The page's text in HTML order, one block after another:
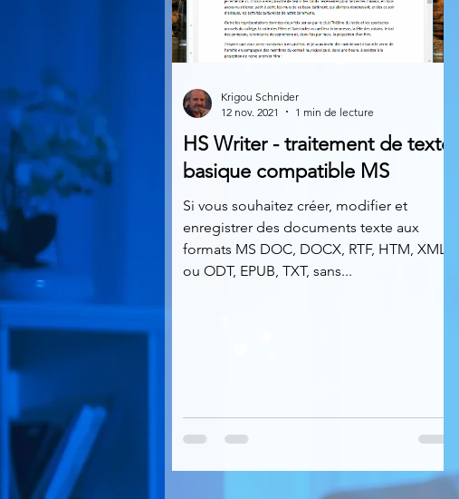
Gestion Système Graphisme
Multimedia Navigateurs
Photographie Réseaux
HS Writer - traitement de texte
basique compatible MS
Si vous souhaitez créer, modifier et
enregistrer des documents texte aux
formats MS DOC, DOCX, RTF, HTM, XML,
ou ODT, EPUB, TXT, sans...
Krigou Schnider
12 nov. 2021
1 min de lecture